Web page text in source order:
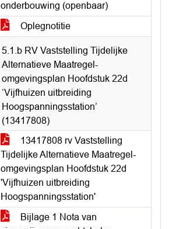
onderbouwing (openbaar)
Oplegnotitie
5.1.b RV Vaststelling Tijdelijke
Alternatieve Maatregel-
omgevingsplan Hoofdstuk 22d
‘Vijfhuizen uitbreiding
Hoogspanningsstation’
(13417808)
13417808 rv Vaststelling
Tijdelijke Alternatieve Maatregel-
omgevingsplan Hoofdstuk 22d
'Vijfhuizen uitbreiding
Hoogspanningsstation'
Bijlage 1 Nota van